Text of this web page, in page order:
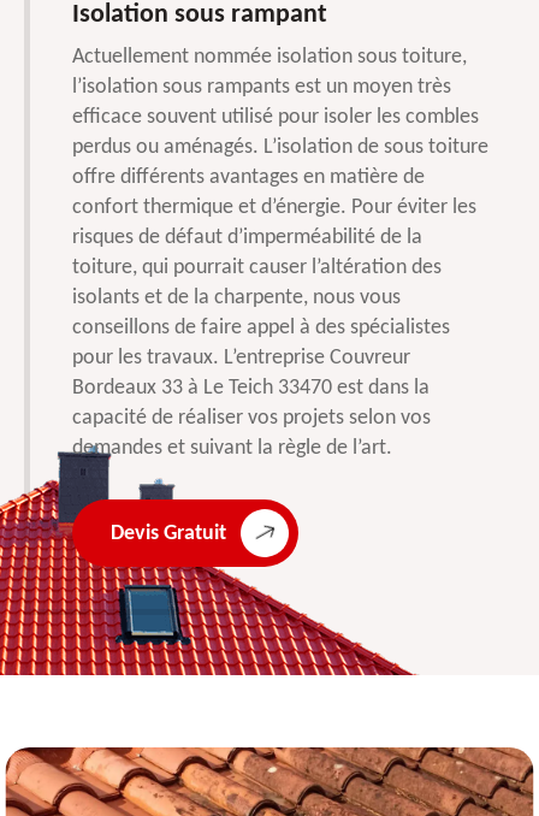
Isolation sous rampant
Actuellement nommée isolation sous toiture,
l’isolation sous rampants est un moyen très
efficace souvent utilisé pour isoler les combles
perdus ou aménagés. L’isolation de sous toiture
offre différents avantages en matière de
confort thermique et d’énergie. Pour éviter les
risques de défaut d’imperméabilité de la
toiture, qui pourrait causer l’altération des
isolants et de la charpente, nous vous
conseillons de faire appel à des spécialistes
pour les travaux. L’entreprise Couvreur
Bordeaux 33 à Le Teich 33470 est dans la
capacité de réaliser vos projets selon vos
demandes et suivant la règle de l’art.
Devis Gratuit